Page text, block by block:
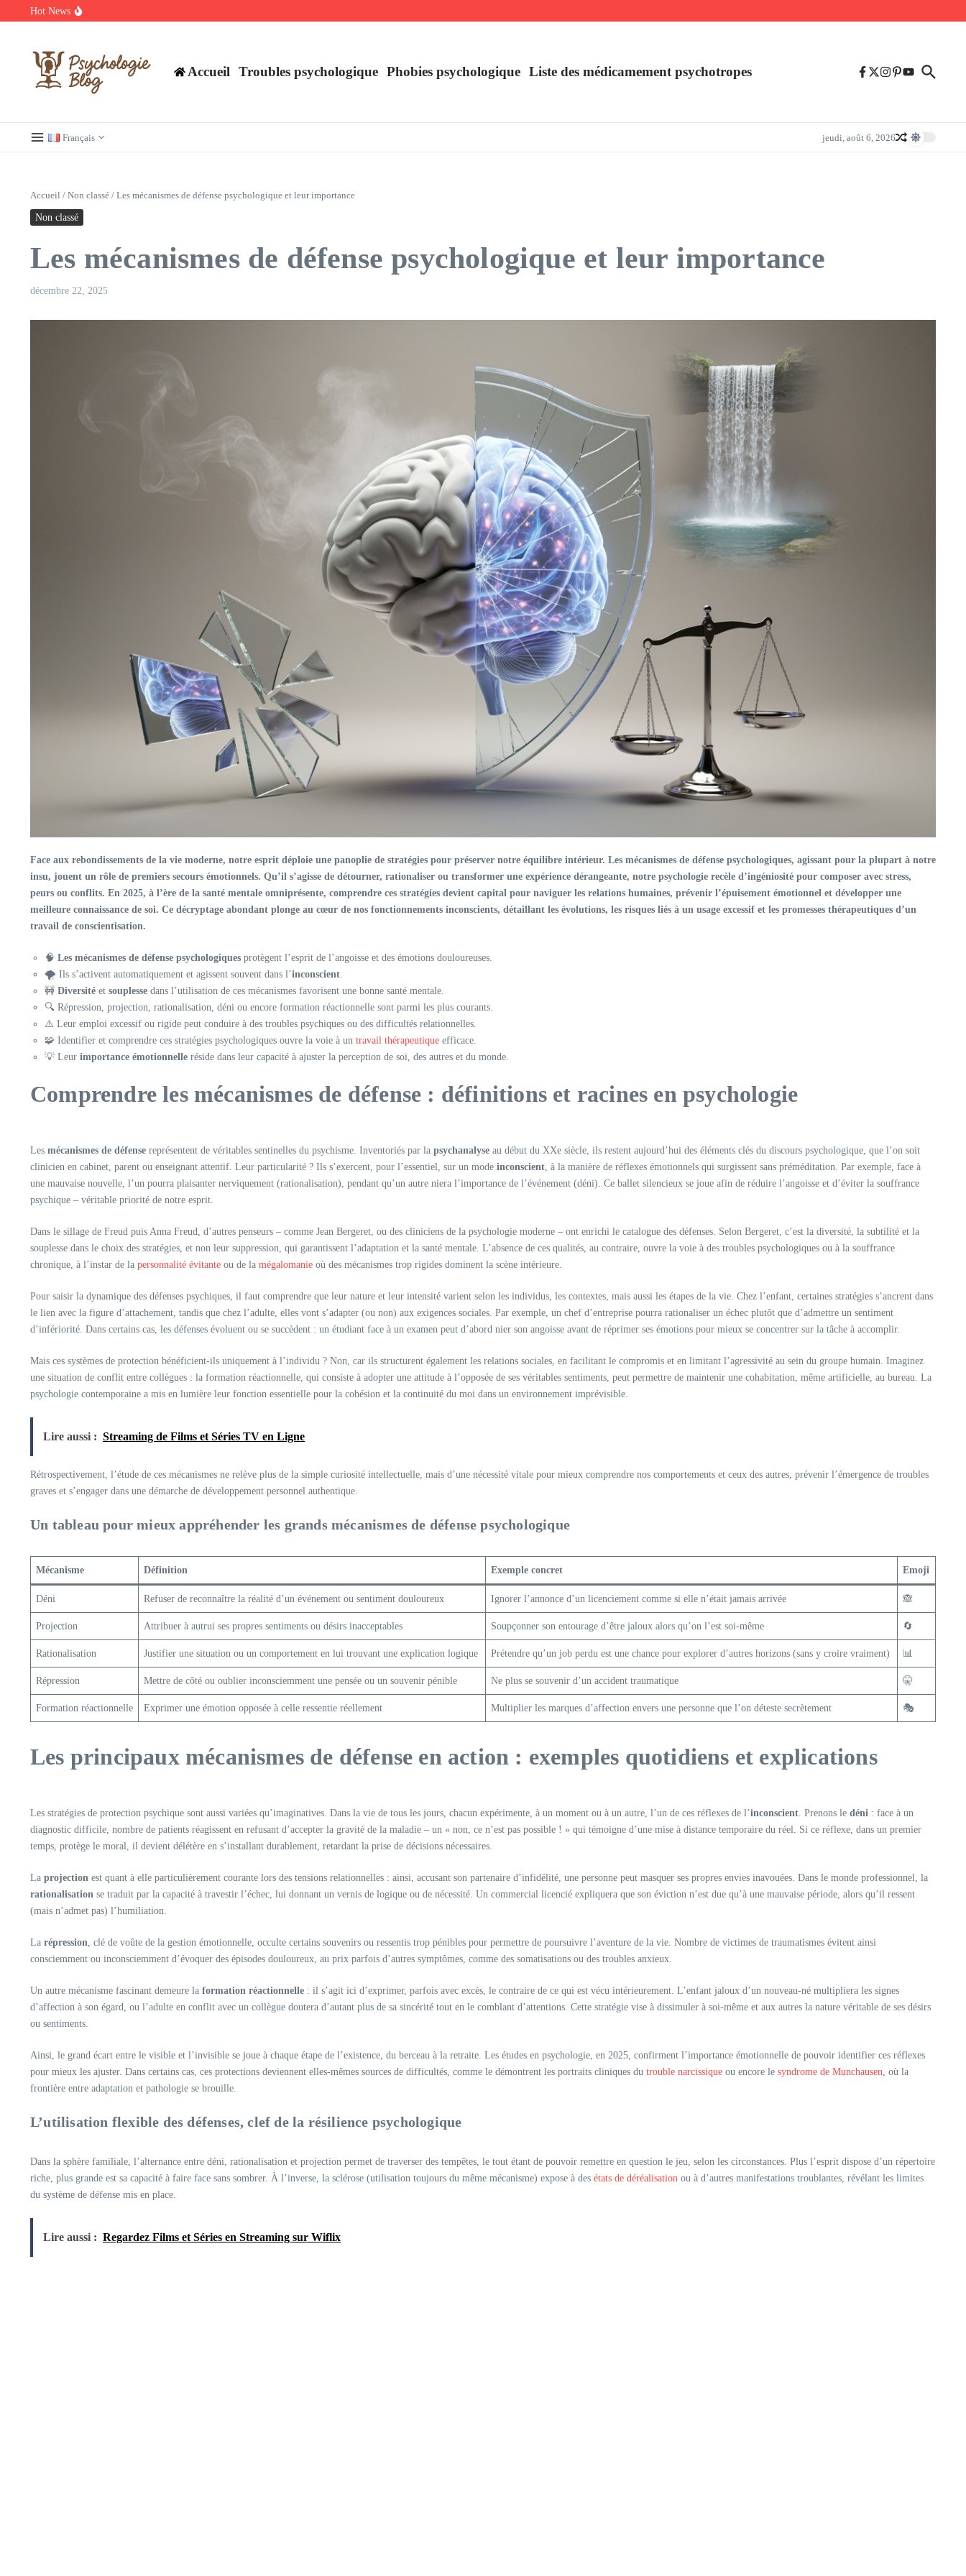
Aller au contenu
Hot News
Regardez Films et Séries en Streaming sur Wiflix
Accueil Troubles psychologique Phobies psychologique Liste des médicamement psychotropes
Français jeudi, août 6, 2026
Accueil / Non classé / Les mécanismes de défense psychologique et leur importance
Non classé
Les mécanismes de défense psychologique et leur importance
décembre 22, 2025
Face aux rebondissements de la vie moderne, notre esprit déploie une panoplie de stratégies pour préserver notre équilibre intérieur. Les mécanismes de défense psychologiques, agissant pour la plupart à notre
insu, jouent un rôle de premiers secours émotionnels. Qu’il s’agisse de détourner, rationaliser ou transformer une expérience dérangeante, notre psychologie recèle d’ingéniosité pour composer avec stress,
peurs ou conflits. En 2025, à l’ère de la santé mentale omniprésente, comprendre ces stratégies devient capital pour naviguer les relations humaines, prévenir l’épuisement émotionnel et développer une
meilleure connaissance de soi. Ce décryptage abondant plonge au cœur de nos fonctionnements inconscients, détaillant les évolutions, les risques liés à un usage excessif et les promesses thérapeutiques d’un
travail de conscientisation.
🧠 Les mécanismes de défense psychologiques protègent l’esprit de l’angoisse et des émotions douloureuses.
🌪️ Ils s’activent automatiquement et agissent souvent dans l’inconscient.
🚧 Diversité et souplesse dans l’utilisation de ces mécanismes favorisent une bonne santé mentale.
🔍 Répression, projection, rationalisation, déni ou encore formation réactionnelle sont parmi les plus courants.
⚠️ Leur emploi excessif ou rigide peut conduire à des troubles psychiques ou des difficultés relationnelles.
🧩 Identifier et comprendre ces stratégies psychologiques ouvre la voie à un travail thérapeutique efficace.
💡 Leur importance émotionnelle réside dans leur capacité à ajuster la perception de soi, des autres et du monde.
Comprendre les mécanismes de défense : définitions et racines en psychologie
Les mécanismes de défense représentent de véritables sentinelles du psychisme. Inventoriés par la psychanalyse au début du XXe siècle, ils restent aujourd’hui des éléments clés du discours psychologique, que l’on soit
clinicien en cabinet, parent ou enseignant attentif. Leur particularité ? Ils s’exercent, pour l’essentiel, sur un mode inconscient, à la manière de réflexes émotionnels qui surgissent sans préméditation. Par exemple, face à
une mauvaise nouvelle, l’un pourra plaisanter nerviquement (rationalisation), pendant qu’un autre niera l’importance de l’événement (déni). Ce ballet silencieux se joue afin de réduire l’angoisse et d’éviter la souffrance
psychique – véritable priorité de notre esprit.
Dans le sillage de Freud puis Anna Freud, d’autres penseurs – comme Jean Bergeret, ou des cliniciens de la psychologie moderne – ont enrichi le catalogue des défenses. Selon Bergeret, c’est la diversité, la subtilité et la
souplesse dans le choix des stratégies, et non leur suppression, qui garantissent l’adaptation et la santé mentale. L’absence de ces qualités, au contraire, ouvre la voie à des troubles psychologiques ou à la souffrance
chronique, à l’instar de la personnalité évitante ou de la mégalomanie où des mécanismes trop rigides dominent la scène intérieure.
Pour saisir la dynamique des défenses psychiques, il faut comprendre que leur nature et leur intensité varient selon les individus, les contextes, mais aussi les étapes de la vie. Chez l’enfant, certaines stratégies s’ancrent dans
le lien avec la figure d’attachement, tandis que chez l’adulte, elles vont s’adapter (ou non) aux exigences sociales. Par exemple, un chef d’entreprise pourra rationaliser un échec plutôt que d’admettre un sentiment
d’infériorité. Dans certains cas, les défenses évoluent ou se succèdent : un étudiant face à un examen peut d’abord nier son angoisse avant de réprimer ses émotions pour mieux se concentrer sur la tâche à accomplir.
Mais ces systèmes de protection bénéficient-ils uniquement à l’individu ? Non, car ils structurent également les relations sociales, en facilitant le compromis et en limitant l’agressivité au sein du groupe humain. Imaginez
une situation de conflit entre collègues : la formation réactionnelle, qui consiste à adopter une attitude à l’opposée de ses véritables sentiments, peut permettre de maintenir une cohabitation, même artificielle, au bureau. La
psychologie contemporaine a mis en lumière leur fonction essentielle pour la cohésion et la continuité du moi dans un environnement imprévisible.
Lire aussi : Streaming de Films et Séries TV en Ligne
Rétrospectivement, l’étude de ces mécanismes ne relève plus de la simple curiosité intellectuelle, mais d’une nécessité vitale pour mieux comprendre nos comportements et ceux des autres, prévenir l’émergence de troubles
graves et s’engager dans une démarche de développement personnel authentique.
Un tableau pour mieux appréhender les grands mécanismes de défense psychologique
Mécanisme Définition Exemple concret Emoji
Déni Refuser de reconnaître la réalité d’un événement ou sentiment douloureux Ignorer l’annonce d’un licenciement comme si elle n’était jamais arrivée 🙈
Projection Attribuer à autrui ses propres sentiments ou désirs inacceptables Soupçonner son entourage d’être jaloux alors qu’on l’est soi-même 🔄
Rationalisation Justifier une situation ou un comportement en lui trouvant une explication logique Prétendre qu’un job perdu est une chance pour explorer d’autres horizons (sans y croire vraiment) 📊
Répression Mettre de côté ou oublier inconsciemment une pensée ou un souvenir pénible Ne plus se souvenir d’un accident traumatique 🤫
Formation réactionnelle Exprimer une émotion opposée à celle ressentie réellement Multiplier les marques d’affection envers une personne que l’on déteste secrètement 🎭
Les principaux mécanismes de défense en action : exemples quotidiens et explications
Les stratégies de protection psychique sont aussi variées qu’imaginatives. Dans la vie de tous les jours, chacun expérimente, à un moment ou à un autre, l’un de ces réflexes de l’inconscient. Prenons le déni : face à un
diagnostic difficile, nombre de patients réagissent en refusant d’accepter la gravité de la maladie – un « non, ce n’est pas possible ! » qui témoigne d’une mise à distance temporaire du réel. Si ce réflexe, dans un premier
temps, protège le moral, il devient délétère en s’installant durablement, retardant la prise de décisions nécessaires.
La projection est quant à elle particulièrement courante lors des tensions relationnelles : ainsi, accusant son partenaire d’infidélité, une personne peut masquer ses propres envies inavouées. Dans le monde professionnel, la
rationalisation se traduit par la capacité à travestir l’échec, lui donnant un vernis de logique ou de nécessité. Un commercial licencié expliquera que son éviction n’est due qu’à une mauvaise période, alors qu’il ressent
(mais n’admet pas) l’humiliation.
La répression, clé de voûte de la gestion émotionnelle, occulte certains souvenirs ou ressentis trop pénibles pour permettre de poursuivre l’aventure de la vie. Nombre de victimes de traumatismes évitent ainsi
consciemment ou inconsciemment d’évoquer des épisodes douloureux, au prix parfois d’autres symptômes, comme des somatisations ou des troubles anxieux.
Un autre mécanisme fascinant demeure la formation réactionnelle : il s’agit ici d’exprimer, parfois avec excès, le contraire de ce qui est vécu intérieurement. L’enfant jaloux d’un nouveau-né multipliera les signes
d’affection à son égard, ou l’adulte en conflit avec un collègue doutera d’autant plus de sa sincérité tout en le comblant d’attentions. Cette stratégie vise à dissimuler à soi-même et aux autres la nature véritable de ses désirs
ou sentiments.
Ainsi, le grand écart entre le visible et l’invisible se joue à chaque étape de l’existence, du berceau à la retraite. Les études en psychologie, en 2025, confirment l’importance émotionnelle de pouvoir identifier ces réflexes
pour mieux les ajuster. Dans certains cas, ces protections deviennent elles-mêmes sources de difficultés, comme le démontrent les portraits cliniques du trouble narcissique ou encore le syndrome de Munchausen, où la
frontière entre adaptation et pathologie se brouille.
L’utilisation flexible des défenses, clef de la résilience psychologique
Dans la sphère familiale, l’alternance entre déni, rationalisation et projection permet de traverser des tempêtes, le tout étant de pouvoir remettre en question le jeu, selon les circonstances. Plus l’esprit dispose d’un répertoire
riche, plus grande est sa capacité à faire face sans sombrer. À l’inverse, la sclérose (utilisation toujours du même mécanisme) expose à des états de déréalisation ou à d’autres manifestations troublantes, révélant les limites
du système de défense mis en place.
Lire aussi : Regardez Films et Séries en Streaming sur Wiflix